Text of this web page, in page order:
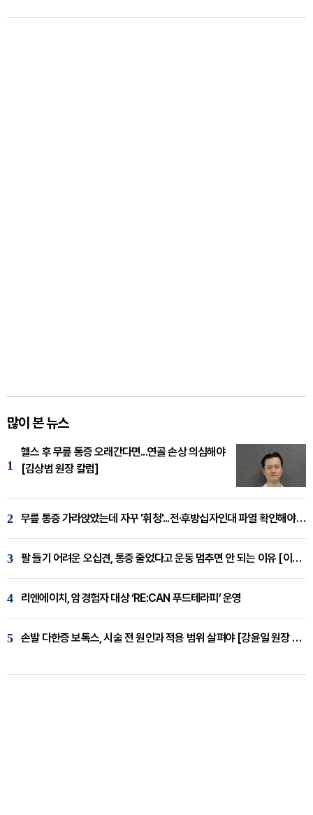
많이 본 뉴스
1
헬스 후 무릎 통증 오래간다면...연골 손상 의심해야
[김상범 원장 칼럼]
2 무릎 통증 가라앉았는데 자꾸 '휘청'...전·후방십자인대 파열 확인해야 [곽우경 원장 칼럼]
3 팔 들기 어려운 오십견, 통증 줄었다고 운동 멈추면 안 되는 이유 [이병욱 원장 칼럼]
4 리엔에이치, 암경험자 대상 ‘RE:CAN 푸드테라피’ 운영
5 손발 다한증 보톡스, 시술 전 원인과 적용 범위 살펴야 [강윤일 원장 칼럼]